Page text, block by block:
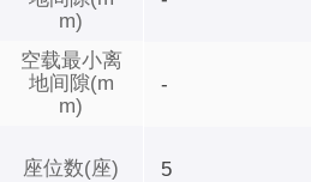
m)
空载最小离
地间隙(m
m)
座位数(座)
-
5